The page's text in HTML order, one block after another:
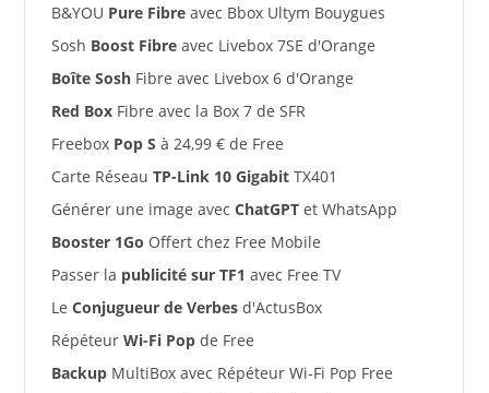
B&YOU Pure Fibreavec Bbox Ultym Bouygues
Sosh Boost Fibreavec Livebox 7SE d'Orange
Boîte SoshFibre avec Livebox 6 d'Orange
Red BoxFibre avec la Box 7 de SFR
Freebox Pop S à 24,99 € de Free
Carte Réseau TP-Link 10 GigabitTX401
Générer une image avec ChatGPTet WhatsApp
Booster 1Go Offert chez Free Mobile
Passer la publicité sur TF1 avec Free TV
Le Conjugueur de Verbesd'ActusBox
Répéteur Wi-Fi Popde Free
BackupMultiBox avec Répéteur Wi-Fi Pop Free